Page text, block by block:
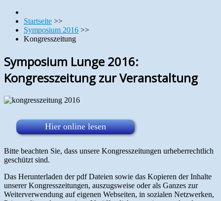
Startseite >>
Symposium 2016 >>
Kongresszeitung
Symposium Lunge 2016:
Kongresszeitung zur Veranstaltung
Hier online lesen
Bitte beachten Sie, dass unsere Kongresszeitungen urheberrechtlich
geschützt sind.
Das Herunterladen der pdf Dateien sowie das Kopieren der Inhalte
unserer Kongresszeitungen, auszugsweise oder als Ganzes zur
Weiterverwendung auf eigenen Webseiten, in sozialen Netzwerken,